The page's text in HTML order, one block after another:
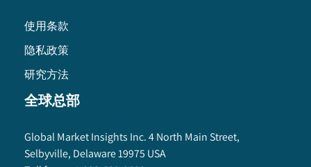
使用条款
隐私政策
研究方法
全球总部
Global Market Insights Inc. 4 North Main Street,
Selbyville, Delaware 19975 USA